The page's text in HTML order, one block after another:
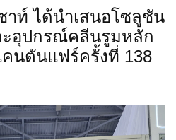
าท์ ได้นำเสนอโซลูชัน
ะอุปกรณ์คลีนรูมหลัก
นตันแฟร์ครั้งที่ 138